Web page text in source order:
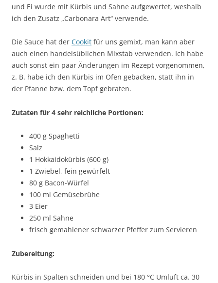
und Ei wurde mit Kürbis und Sahne aufgewertet, weshalb
ich den Zusatz „Carbonara Art“ verwende.
Die Sauce hat der Cookit für uns gemixt, man kann aber
auch einen handelsüblichen Mixstab verwenden. Ich habe
auch sonst ein paar Änderungen im Rezept vorgenommen,
z. B. habe ich den Kürbis im Ofen gebacken, statt ihn in
der Pfanne bzw. dem Topf gebraten.
Zutaten für 4 sehr reichliche Portionen:
400 g Spaghetti
Salz
1 Hokkaidokürbis (600 g)
1 Zwiebel, fein gewürfelt
80 g Bacon-Würfel
100 ml Gemüsebrühe
3 Eier
250 ml Sahne
frisch gemahlener schwarzer Pfeffer zum Servieren
Zubereitung:
Kürbis in Spalten schneiden und bei 180 °C Umluft ca. 30